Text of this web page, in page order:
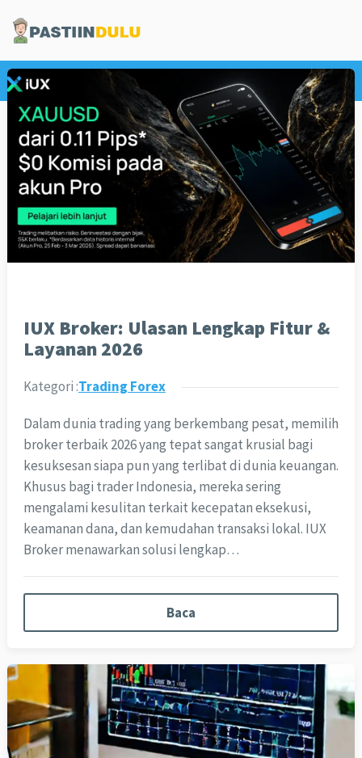
Trading Forex
IUX Broker: Ulasan Lengkap Fitur &
Layanan 2026
Kategori :Trading Forex
Dalam dunia trading yang berkembang pesat, memilih
broker terbaik 2026 yang tepat sangat krusial bagi
kesuksesan siapa pun yang terlibat di dunia keuangan.
Khusus bagi trader Indonesia, mereka sering
mengalami kesulitan terkait kecepatan eksekusi,
keamanan dana, dan kemudahan transaksi lokal. IUX
Broker menawarkan solusi lengkap…
Baca